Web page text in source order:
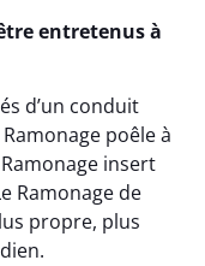
entretenus à
d’un conduit
poêle à
insert
Ramonage de
propre, plus